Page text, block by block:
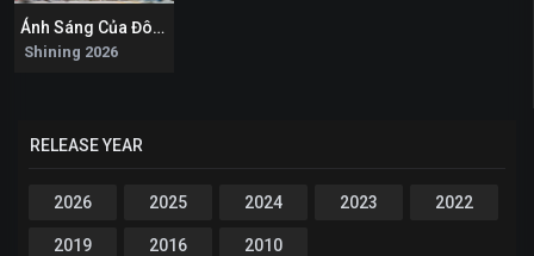
0
Ánh Sáng Của Đôi Ta (Shining)
Shining 2026
RELEASE YEAR
2026 2025 2024 2023 2022
2019 2016 2010